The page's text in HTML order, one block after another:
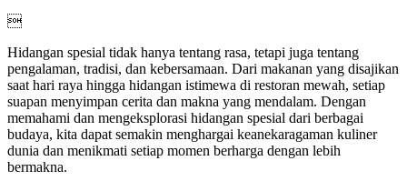

Hidangan spesial tidak hanya tentang rasa, tetapi juga tentang
pengalaman, tradisi, dan kebersamaan. Dari makanan yang disajikan
saat hari raya hingga hidangan istimewa di restoran mewah, setiap
suapan menyimpan cerita dan makna yang mendalam. Dengan
memahami dan mengeksplorasi hidangan spesial dari berbagai
budaya, kita dapat semakin menghargai keanekaragaman kuliner
dunia dan menikmati setiap momen berharga dengan lebih
bermakna.